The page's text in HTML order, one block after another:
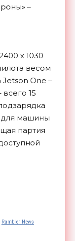
–
х 1030
весом
Jetson One –
15
для машины
партия
Rambler News